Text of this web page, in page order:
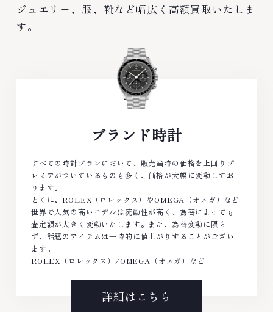
ジュエリー、服、靴など幅広く高額買取いたしま
す。
ブランド時計
すべての時計ブランにおいて、販売当時の価格を上回りプ
レミアがついているものも多く、価格が大幅に変動してお
ります。
とくに、ROLEX（ロレックス）やOMEGA（オメガ）など
世界で人気の高いモデルは流動性が高く、為替によっても
査定額が大きく変動いたします。また、為替変動に限ら
ず、話題のアイテムは一時的に値上がりすることがござい
ます。
ROLEX（ロレックス）/OMEGA（オメガ）など
詳細はこちら